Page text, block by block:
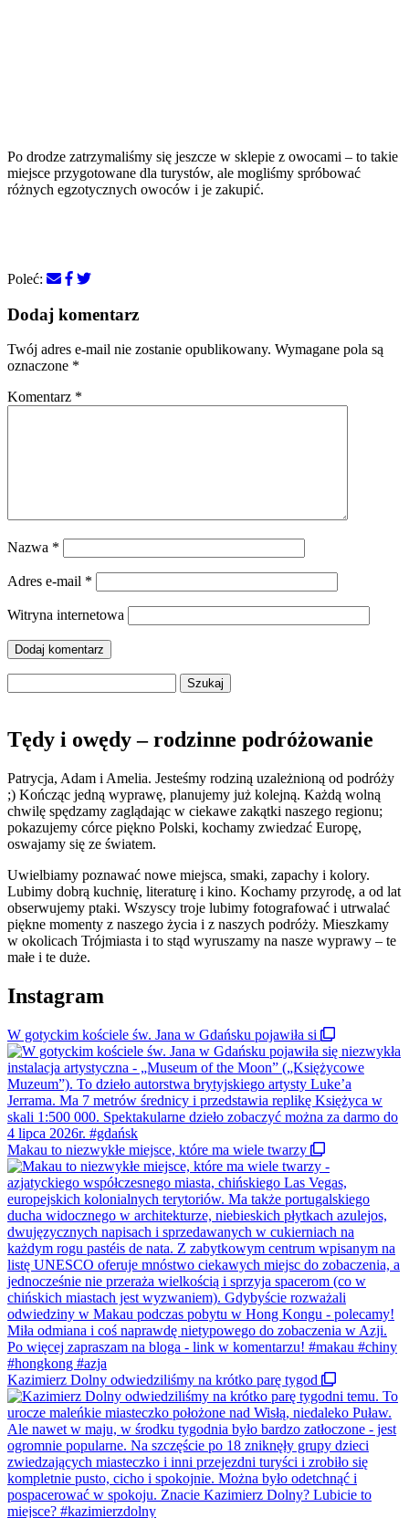
Po drodze zatrzymaliśmy się jeszcze w sklepie z owocami – to takie
miejsce przygotowane dla turystów, ale mogliśmy spróbować
różnych egzotycznych owoców i je zakupić.
Poleć:
Dodaj komentarz
Twój adres e-mail nie zostanie opublikowany. Wymagane pola są
oznaczone *
Komentarz *
Nazwa *
Adres e-mail *
Witryna internetowa
Tędy i owędy – rodzinne podróżowanie
Patrycja, Adam i Amelia. Jesteśmy rodziną uzależnioną od podróży
;) Kończąc jedną wyprawę, planujemy już kolejną. Każdą wolną
chwilę spędzamy zaglądając w ciekawe zakątki naszego regionu;
pokazujemy córce piękno Polski, kochamy zwiedzać Europę,
oswajamy się ze światem.
Uwielbiamy poznawać nowe miejsca, smaki, zapachy i kolory.
Lubimy dobrą kuchnię, literaturę i kino. Kochamy przyrodę, a od lat
obserwujemy ptaki. Wszyscy troje lubimy fotografować i utrwalać
piękne momenty z naszego życia i z naszych podróży. Mieszkamy
w okolicach Trójmiasta i to stąd wyruszamy na nasze wyprawy – te
małe i te duże.
Instagram
W gotyckim kościele św. Jana w Gdańsku pojawiła si
Makau to niezwykłe miejsce, które ma wiele twarzy
Kazimierz Dolny odwiedziliśmy na krótko parę tygod